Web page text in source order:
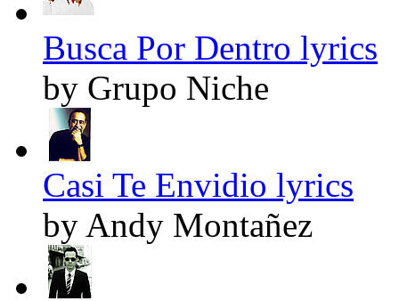
Busca Por Dentro lyrics
by Grupo Niche
Casi Te Envidio lyrics
by Andy Montañez